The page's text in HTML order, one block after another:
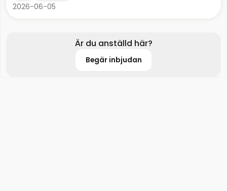
2026-06-05
Är du anställd här?
Begär inbjudan